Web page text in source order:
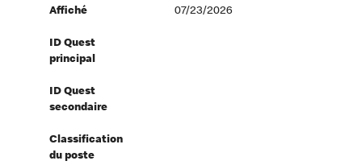
Affiché 07/23/2026
ID Quest
principal
ID Quest
secondaire
Classification
du poste